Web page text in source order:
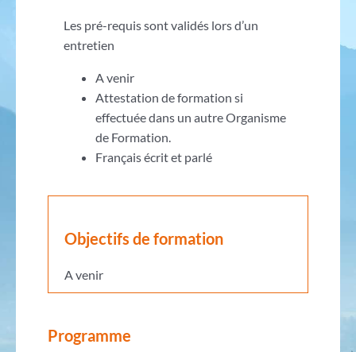
Les pré-requis sont validés lors d’un
entretien
A venir
Attestation de formation si
effectuée dans un autre Organisme
de Formation.
Français écrit et parlé
Objectifs de formation
A venir
Programme